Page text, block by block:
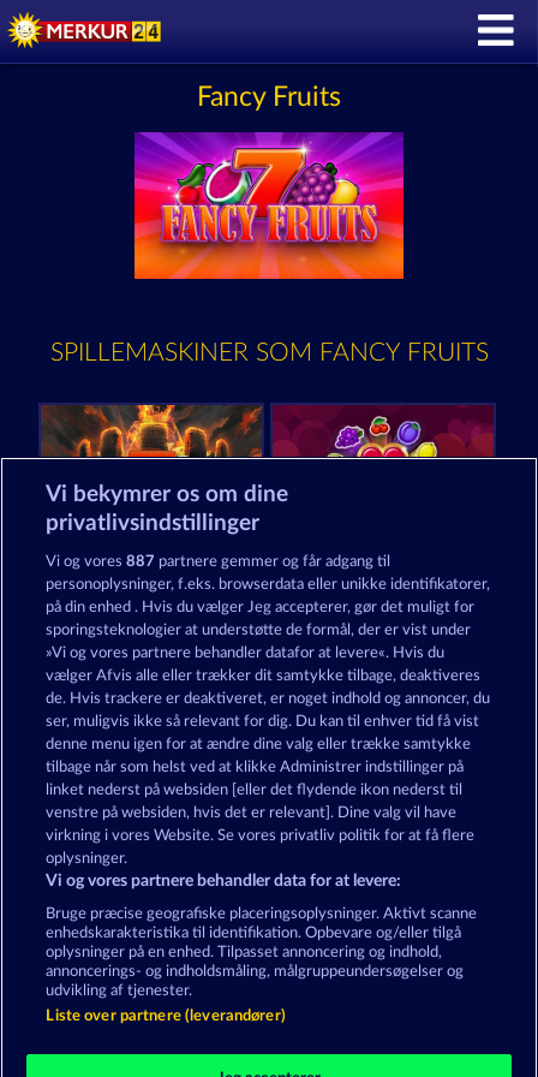
Fancy Fruits
SPILLEMASKINER SOM FANCY FRUITS
Back to the Fruits 100 Flaring Fruits
Vilkår og betingelser Datasikkerhed
Kontakt
Indsend anmodning om tilbagetrækning
Sociale kasinospil har udelukkende et
Vi bekymrer os om dine
privatlivsindstillinger
Vi og vores887 partnere gemmer og får adgang til
personoplysninger, f.eks. browserdata eller unikke identifikatorer,
på din enhed . Hvis du vælger Jeg accepterer, gør det muligt for
sporingsteknologier at understøtte de formål, der er vist under
»Vi og vores partnere behandler datafor at levere«. Hvis du
vælger Afvis alle eller trækker dit samtykke tilbage, deaktiveres
de. Hvis trackere er deaktiveret, er noget indhold og annoncer, du
ser, muligvis ikke så relevant for dig. Du kan til enhver tid få vist
denne menu igen for at ændre dine valg eller trække samtykke
tilbage når som helst ved at klikke Administrer indstillinger på
linket nederst på websiden [eller det flydende ikon nederst til
venstre på websiden, hvis det er relevant]. Dine valg vil have
virkning i vores Website. Se vores privatliv politik for at få flere
oplysninger.
Vi og vores partnere behandler data for at levere:
Bruge præcise geografiske placeringsoplysninger. Aktivt scanne
enhedskarakteristika til identifikation. Opbevare og/eller tilgå
oplysninger på en enhed. Tilpasset annoncering og indhold,
annoncerings- og indholdsmåling, målgruppeundersøgelser og
udvikling af tjenester.
Liste over partnere (leverandører)